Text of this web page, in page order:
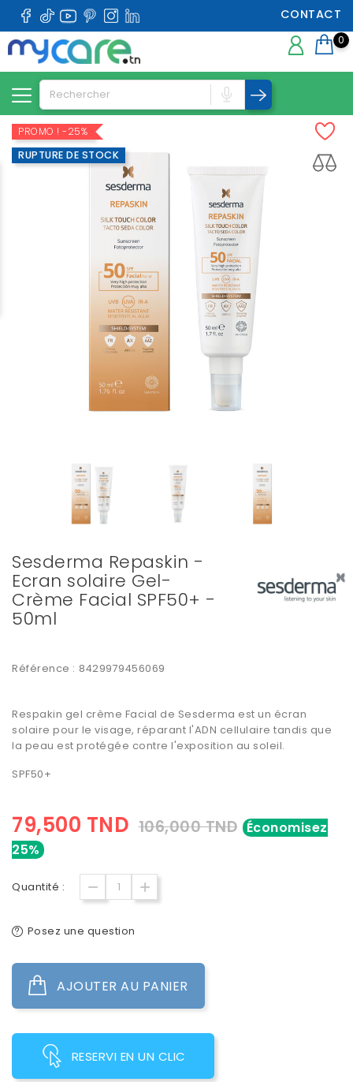
CONTACT
0
PROMO ! -25%
RUPTURE DE STOCK
Sesderma Repaskin -
Ecran solaire Gel-
Crème Facial SPF50+ -
50ml
Référence : 8429979456069
Respakin gel crème Facial de Sesderma est un écran
solaire pour le visage, réparant l'ADN cellulaire tandis que
la peau est protégée contre l'exposition au soleil.
SPF50+
79,500 TND 106,000 TND Économisez
25%
Quantité :
Posez une question
AJOUTER AU PANIER
RESERVI EN UN CLIC